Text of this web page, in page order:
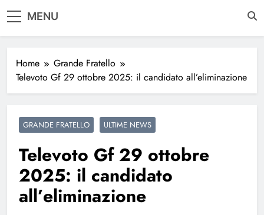
MENU
Home
Grande Fratello
Televoto Gf 29 ottobre 2025: il candidato all’eliminazione
GRANDE FRATELLO ULTIME NEWS
Televoto Gf 29 ottobre
2025: il candidato
all’eliminazione